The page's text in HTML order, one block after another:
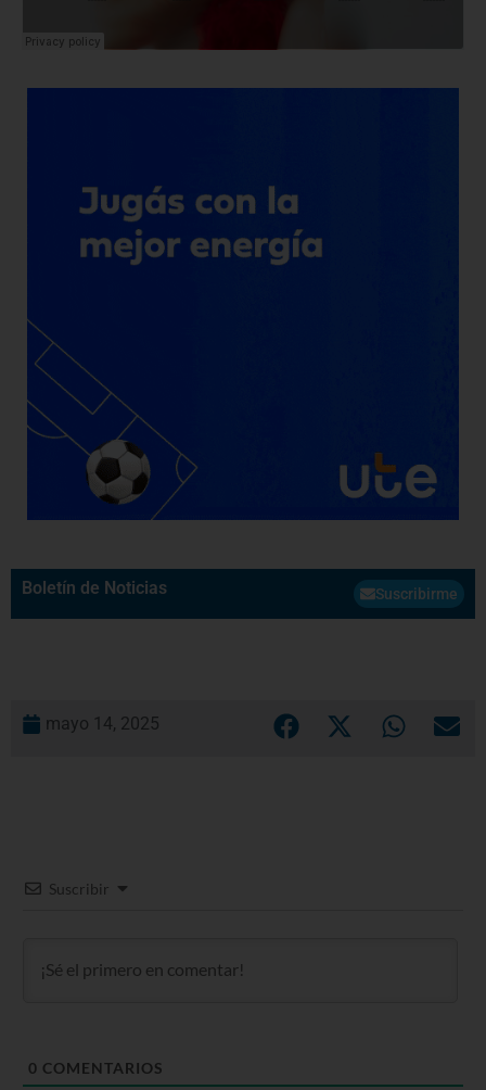
Boletín de Noticias Suscribirme
mayo 14, 2025
Suscribir
0 COMENTARIOS